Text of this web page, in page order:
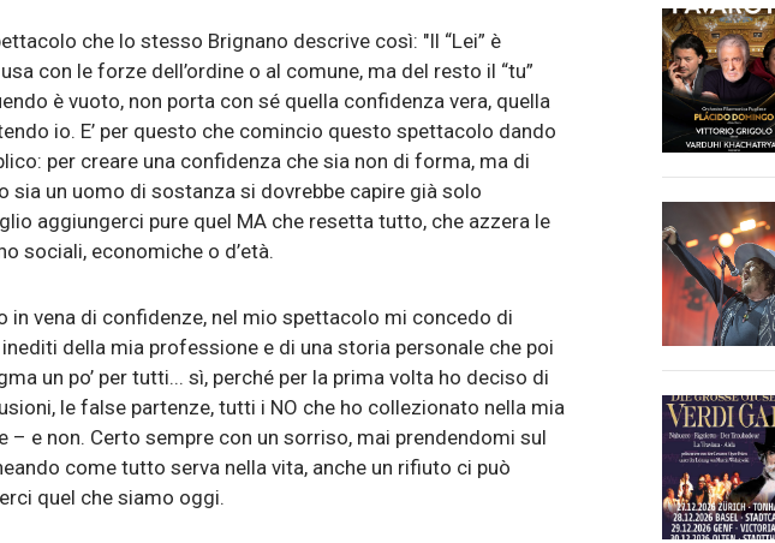
che lo stesso Brignano descrive così: "Il “Lei” è
con le forze dell’ordine o al comune, ma del resto il “tu”
è vuoto, non porta con sé quella confidenza vera, quella
io. E’ per questo che comincio questo spettacolo dando
per creare una confidenza che sia non di forma, ma di
sia un uomo di sostanza si dovrebbe capire già solo
aggiungerci pure quel MA che resetta tutto, che azzera le
sociali, economiche o d’età.
in vena di confidenze, nel mio spettacolo mi concedo di
della mia professione e di una storia personale che poi
un po’ per tutti... sì, perché per la prima volta ho deciso di
le false partenze, tutti i NO che ho collezionato nella mia
– e non. Certo sempre con un sorriso, mai prendendomi sul
come tutto serva nella vita, anche un rifiuto ci può
quel che siamo oggi.